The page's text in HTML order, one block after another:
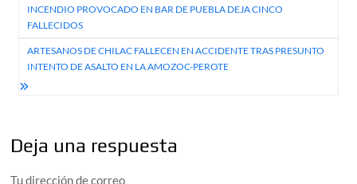
de
entradas
INCENDIO PROVOCADO EN BAR DE PUEBLA DEJA CINCO
FALLECIDOS
ARTESANOS DE CHILAC FALLECEN EN ACCIDENTE TRAS PRESUNTO
INTENTO DE ASALTO EN LA AMOZOC-PEROTE
Deja una respuesta
Tu dirección de correo